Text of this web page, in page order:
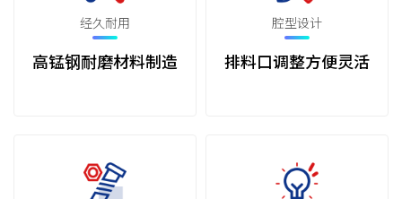
经久耐用
高锰钢耐磨材料制造
腔型设计
排料口调整方便灵活